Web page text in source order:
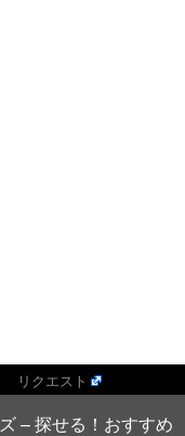
リクエスト
– 探せる！おすすめ